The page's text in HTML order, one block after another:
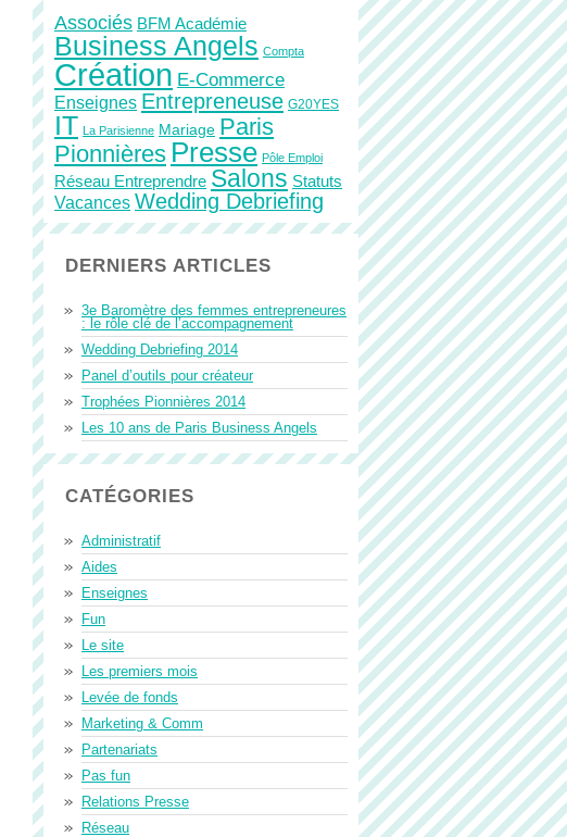
Associés BFM Académie
Business Angels Compta
Création E-Commerce
Enseignes Entrepreneuse G20YES
IT La Parisienne Mariage Paris
Pionnières Presse Pôle Emploi
Réseau Entreprendre Salons Statuts
Vacances Wedding Debriefing
DERNIERS ARTICLES
3e Baromètre des femmes entrepreneures
: le rôle clé de l’accompagnement
Wedding Debriefing 2014
Panel d’outils pour créateur
Trophées Pionnières 2014
Les 10 ans de Paris Business Angels
CATÉGORIES
Administratif
Aides
Enseignes
Fun
Le site
Les premiers mois
Levée de fonds
Marketing & Comm
Partenariats
Pas fun
Relations Presse
Réseau